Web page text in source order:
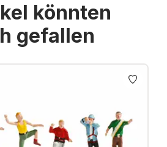
könnten
gefallen